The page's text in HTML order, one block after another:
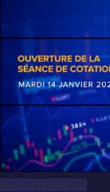
Le Journal BRVM